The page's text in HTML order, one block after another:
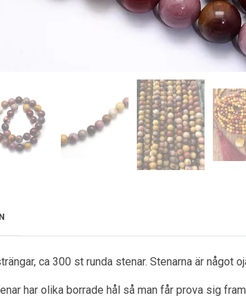
ca 300 st runda stenar. Stenarna är något
har olika borrade hål så man får prova sig